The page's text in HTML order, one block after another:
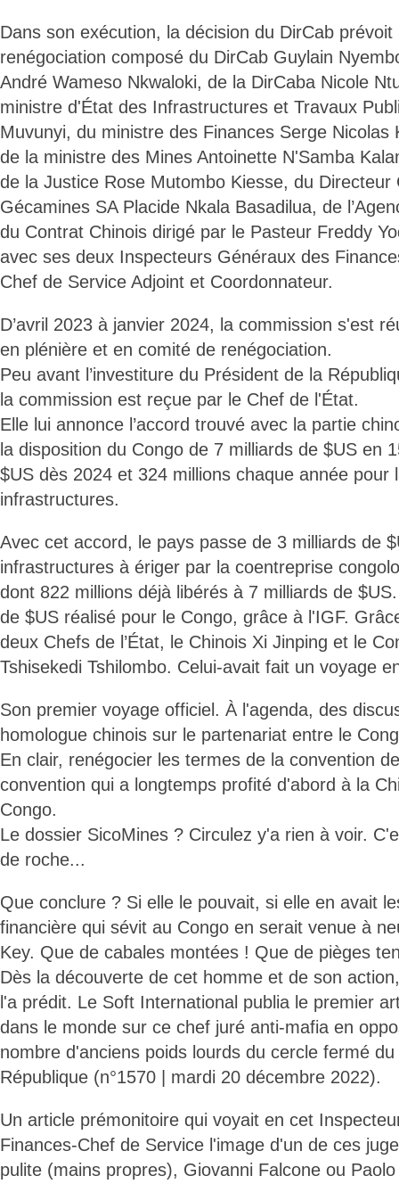
Dans son exécution, la décision du DirCab
renégociation composé du DirCab Guylain
André Wameso Nkwaloki, de la DirCaba Nicole
ministre d'État des Infrastructures et Travaux
Muvunyi, du ministre des Finances Serge Nicolas
de la ministre des Mines Antoinette N'Samba
de la Justice Rose Mutombo Kiesse, du Directeur
Gécamines SA Placide Nkala Basadilua, de
du Contrat Chinois dirigé par le Pasteur Freddy
avec ses deux Inspecteurs Généraux des
Chef de Service Adjoint et Coordonnateur.
D’avril 2023 à janvier 2024, la commission s'est
en plénière et en comité de renégociation.
Peu avant l’investiture du Président de la
la commission est reçue par le Chef de l'État.
Elle lui annonce l’accord trouvé avec la partie
la disposition du Congo de 7 milliards de $US en
$US dès 2024 et 324 millions chaque année pour
infrastructures.
Avec cet accord, le pays passe de 3 milliards de
infrastructures à ériger par la coentreprise
dont 822 millions déjà libérés à 7 milliards de
de $US réalisé pour le Congo, grâce à l'IGF.
deux Chefs de l’État, le Chinois Xi Jinping et le
Tshisekedi Tshilombo. Celui-avait fait un voyage
Son premier voyage officiel. À l'agenda, des
homologue chinois sur le partenariat entre le
En clair, renégocier les termes de la convention
convention qui a longtemps profité d'abord à la
Congo.
Le dossier SicoMines ? Circulez y'a rien à voir.
de roche...
Que conclure ? Si elle le pouvait, si elle en avait
financière qui sévit au Congo en serait venue à
Key. Que de cabales montées ! Que de pièges
Dès la découverte de cet homme et de son
l'a prédit. Le Soft International publia le premier
dans le monde sur ce chef juré anti-mafia en
nombre d'anciens poids lourds du cercle fermé
République (n°1570 | mardi 20 décembre 2022).
Un article prémonitoire qui voyait en cet
Finances-Chef de Service l'image d'un de ces
pulite (mains propres), Giovanni Falcone ou